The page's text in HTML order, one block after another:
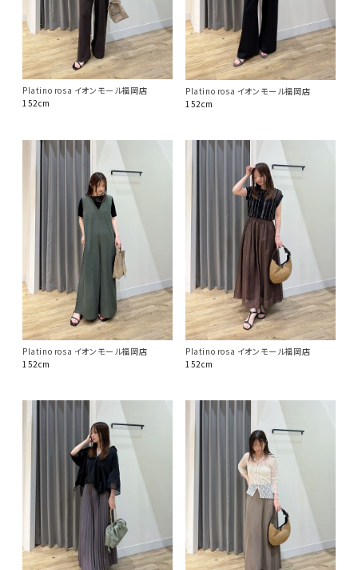
Platino rosa イオンモール福岡店
152cm
Platino rosa イオンモール福岡店
152cm
Platino rosa イオンモール福岡店
152cm
Platino rosa イオンモール福岡店
152cm